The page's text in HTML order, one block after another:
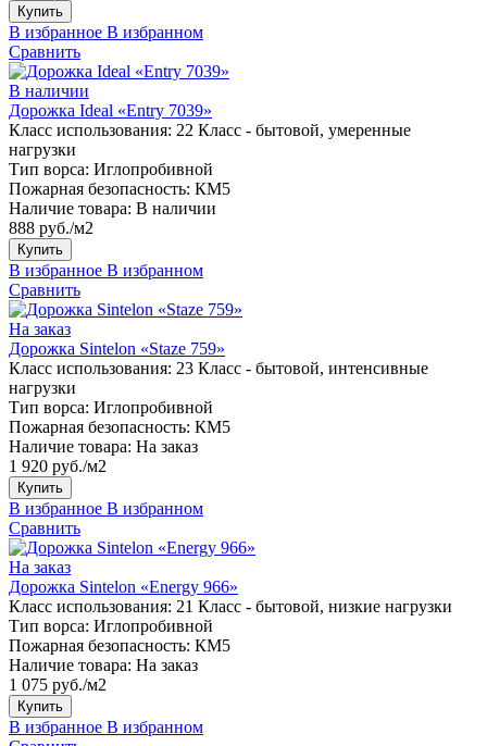
Купить
В избранное В избранном
Сравнить
В наличии
Дорожка Ideal «Entry 7039»
Класс использования: 22 Класс - бытовой, умеренные
нагрузки
Тип ворса: Иглопробивной
Пожарная безопасность: КМ5
Наличие товара: В наличии
888 руб./м2
Купить
В избранное В избранном
Сравнить
На заказ
Дорожка Sintelon «Staze 759»
Класс использования: 23 Класс - бытовой, интенсивные
нагрузки
Тип ворса: Иглопробивной
Пожарная безопасность: КМ5
Наличие товара: На заказ
1 920 руб./м2
Купить
В избранное В избранном
Сравнить
На заказ
Дорожка Sintelon «Energy 966»
Класс использования: 21 Класс - бытовой, низкие нагрузки
Тип ворса: Иглопробивной
Пожарная безопасность: КМ5
Наличие товара: На заказ
1 075 руб./м2
Купить
В избранное В избранном